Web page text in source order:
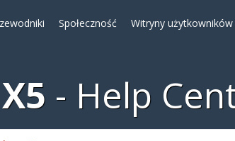
Społeczność Witryny użytkowników
Help